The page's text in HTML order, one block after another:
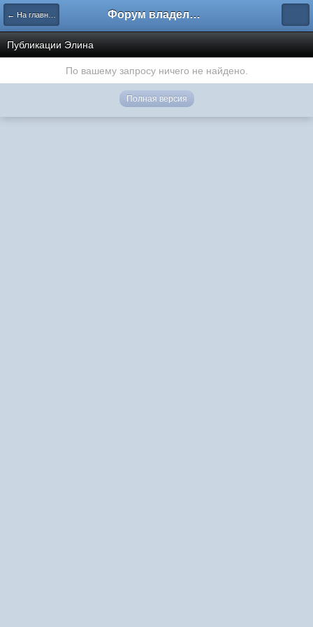
← На главную Форум владельцев интернет-магазинов
Публикации Элина
По вашему запросу ничего не найдено.
Полная версия